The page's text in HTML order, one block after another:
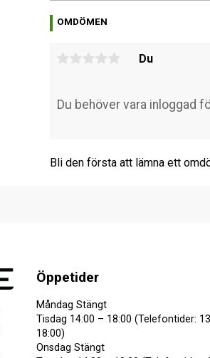
OMDÖMEN
Du
Bli den första att lämna ett
Öppetider
Måndag Stängt
Tisdag 14:00 – 18:00 (Telefontider:
18:00)
Onsdag Stängt